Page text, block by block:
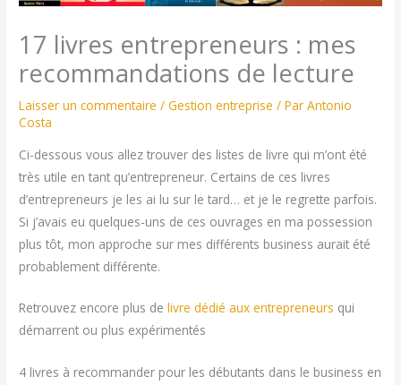
17 livres entrepreneurs : mes
recommandations de lecture
Laisser un commentaire /Gestion entreprise / ParAntonio
Costa
Ci-dessous vous allez trouver des listes de livre qui m’ont été
très utile en tant qu’entrepreneur. Certains de ces livres
d’entrepreneurs je les ai lu sur le tard… et je le regrette parfois.
Si j’avais eu quelques-uns de ces ouvrages en ma possession
plus tôt, mon approche sur mes différents business aurait été
probablement différente.
Retrouvez encore plus delivre dédié aux entrepreneurs qui
démarrent ou plus expérimentés
4 livres à recommander pour les débutants dans le business en